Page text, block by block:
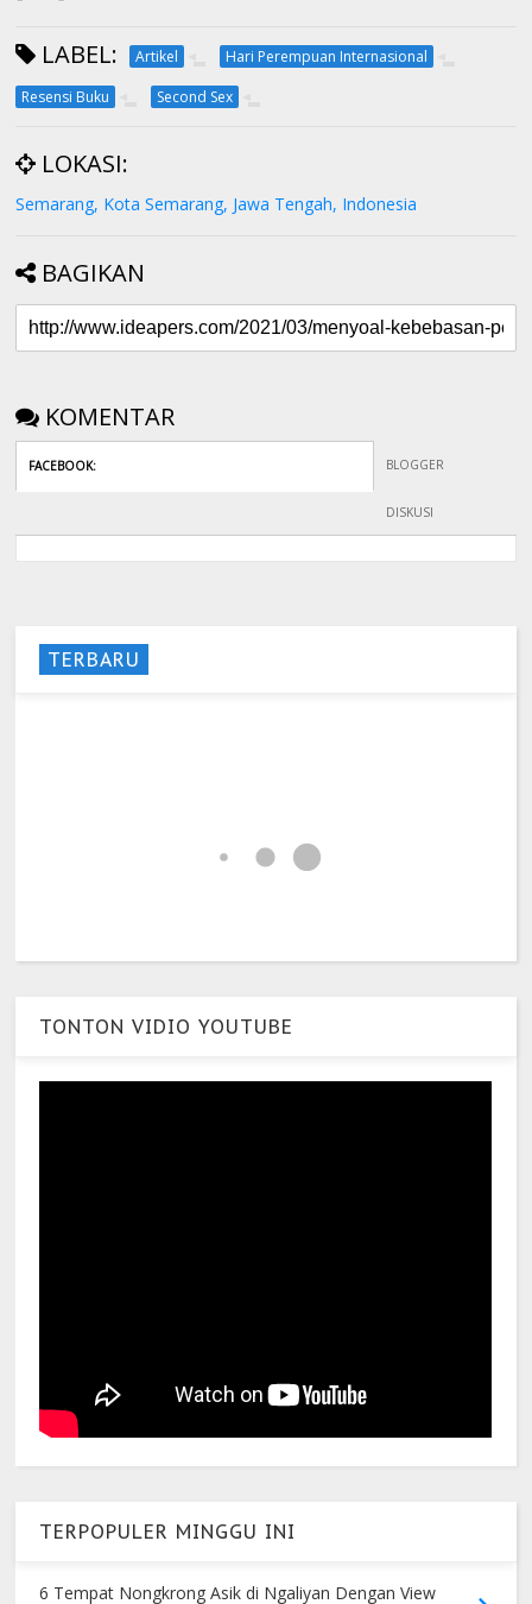
LABEL: Artikel
Hari Perempuan Internasional
Resensi Buku
Second Sex
LOKASI:
Semarang, Kota Semarang, Jawa Tengah, Indonesia
BAGIKAN
KOMENTAR
FACEBOOK: BLOGGER
DISKUSI
TERBARU
TONTON VIDIO YOUTUBE
TERPOPULER MINGGU INI
6 Tempat Nongkrong Asik di Ngaliyan Dengan View